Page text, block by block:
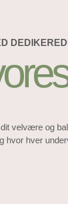
velvære og
hvor hver